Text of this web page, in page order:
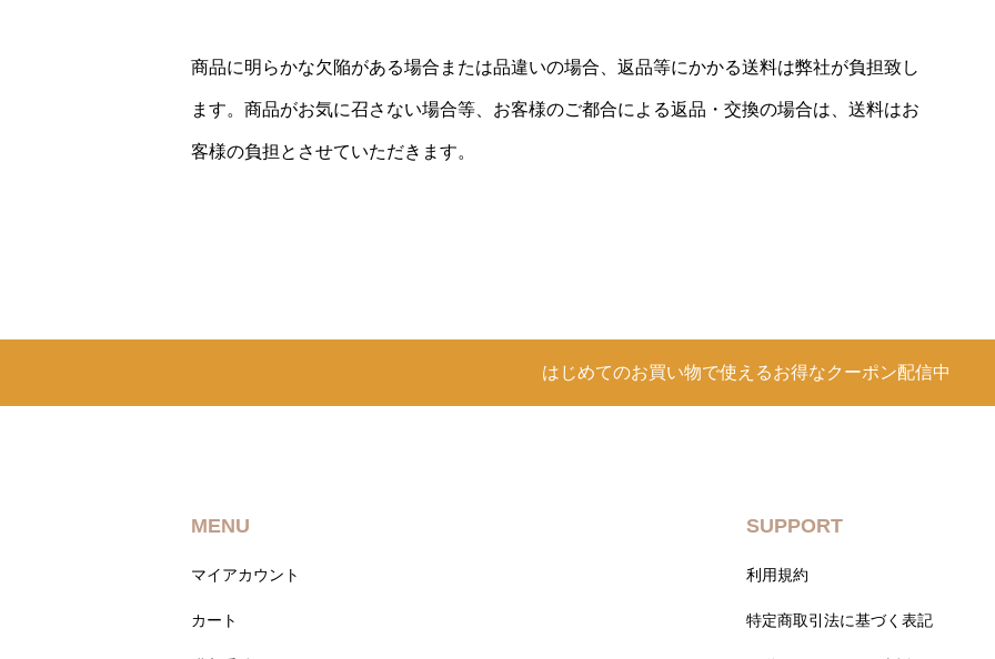
商品に明らかな欠陥がある場合または品違いの場合、返品等にかかる送料は弊社が負担致し
ます。商品がお気に召さない場合等、お客様のご都合による返品・交換の場合は、送料はお
客様の負担とさせていただきます。
はじめてのお買い物で使えるお得なクーポン配信中
MENU
マイアカウント
カート
SUPPORT
利用規約
特定商取引法に基づく表記